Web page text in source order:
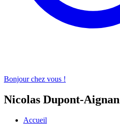
Bonjour chez vous !
Nicolas Dupont-Aignan
Accueil